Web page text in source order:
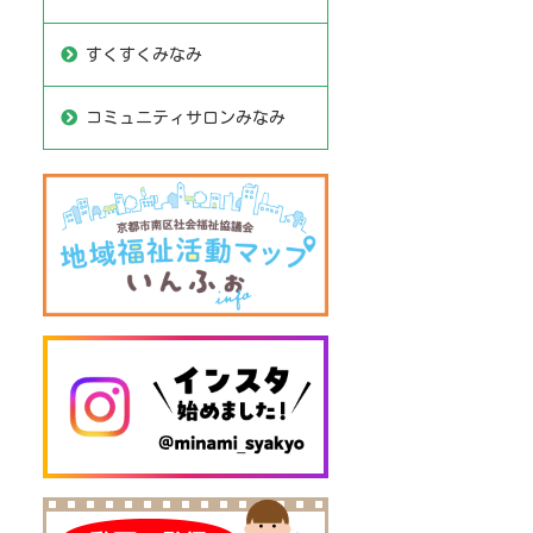
すくすくみなみ
コミュニティサロンみなみ